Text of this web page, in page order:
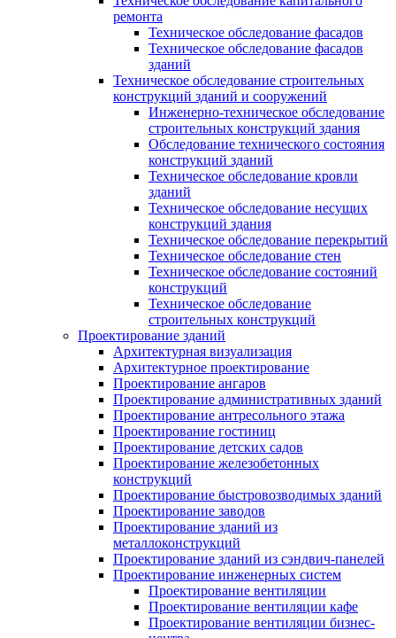
ремонта
Техническое обследование фасадов
Техническое обследование фасадов
зданий
Техническое обследование строительных
конструкций зданий и сооружений
Инженерно-техническое обследование
строительных конструкций здания
Обследование технического состояния
конструкций зданий
Техническое обследование кровли
зданий
Техническое обследование несущих
конструкций здания
Техническое обследование перекрытий
Техническое обследование стен
Техническое обследование состояний
конструкций
Техническое обследование
строительных конструкций
Проектирование зданий
Архитектурная визуализация
Архитектурное проектирование
Проектирование ангаров
Проектирование административных зданий
Проектирование антресольного этажа
Проектирование гостиниц
Проектирование детских садов
Проектирование железобетонных
конструкций
Проектирование быстровозводимых зданий
Проектирование заводов
Проектирование зданий из
металлоконструкций
Проектирование зданий из сэндвич-панелей
Проектирование инженерных систем
Проектирование вентиляции
Проектирование вентиляции кафе
Проектирование вентиляции бизнес-